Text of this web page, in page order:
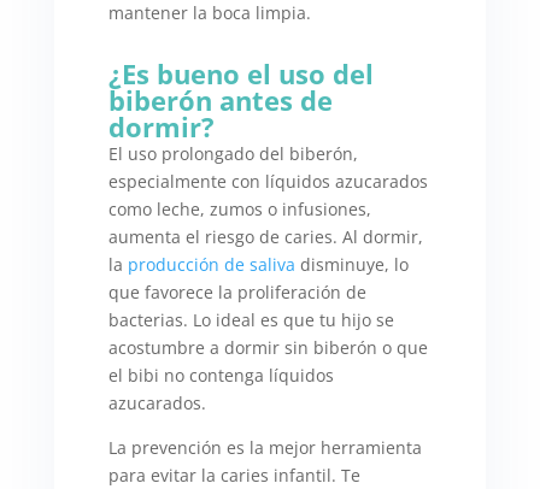
mantener la boca limpia.
¿Es bueno el uso del
biberón antes de
dormir?
El uso prolongado del biberón,
especialmente con líquidos azucarados
como leche, zumos o infusiones,
aumenta el riesgo de caries. Al dormir,
la producción de saliva disminuye, lo
que favorece la proliferación de
bacterias. Lo ideal es que tu hijo se
acostumbre a dormir sin biberón o que
el bibi no contenga líquidos
azucarados.
La prevención es la mejor herramienta
para evitar la caries infantil. Te